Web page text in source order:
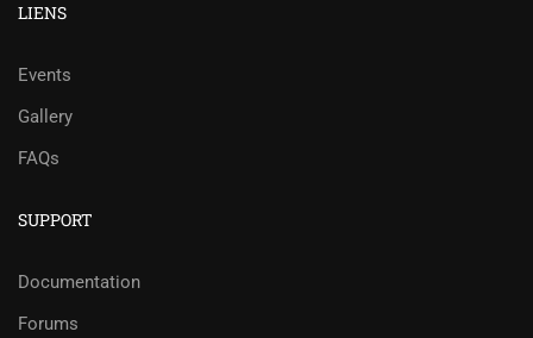
LIENS
Events
Gallery
FAQs
SUPPORT
Documentation
Forums